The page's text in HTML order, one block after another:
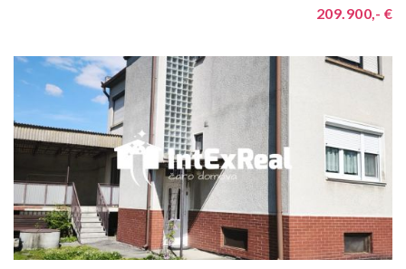
209.900,- €